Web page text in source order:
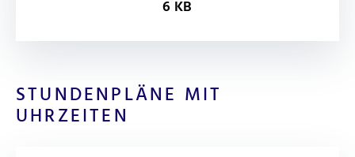
6 KB
STUNDENPLÄNE MIT
UHRZEITEN